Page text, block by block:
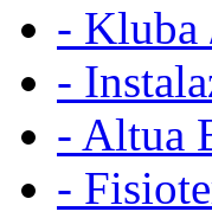
- Kluba
-
- Altua
-